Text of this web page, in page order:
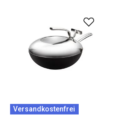
Versandkostenfrei